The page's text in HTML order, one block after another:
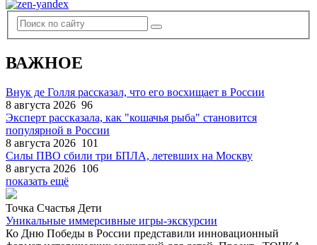
ВАЖНОЕ
Внук де Голля рассказал, что его восхищает в России
8 августа 2026 96
Эксперт рассказала, как "кошачья рыба" становится
популярной в России
8 августа 2026 101
Силы ПВО сбили три БПЛА, летевших на Москву
8 августа 2026 106
показать ещё
Точка Счастья Дети
Уникальные иммерсивные игры-экскурсии
Ко Дню Победы в России представили инновационный